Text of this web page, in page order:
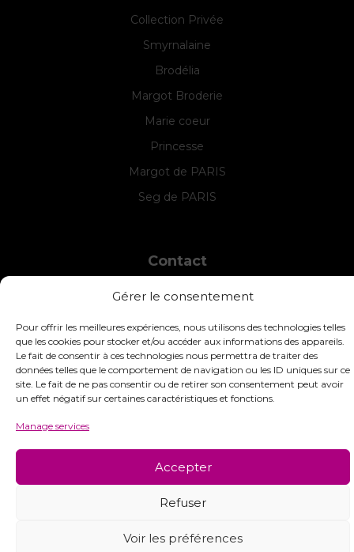
Gérer le consentement
Pour offrir les meilleures expériences, nous utilisons des technologies telles
que les cookies pour stocker et/ou accéder aux informations des appareils.
Le fait de consentir à ces technologies nous permettra de traiter des
données telles que le comportement de navigation ou les ID uniques sur ce
site. Le fait de ne pas consentir ou de retirer son consentement peut avoir
un effet négatif sur certaines caractéristiques et fonctions.
Manage services
Accepter
Refuser
Voir les préférences
Collection Privée
Smyrnalaine
Brodélia
Margot Broderie
Marie coeur
Princesse
Margot de PARIS
Seg de PARIS
Contact
INTERSTISS
7 Boulevard des Frères Lumière
France
+33 (0)4 74 01 99 80
commandes@interstiss.com
© 2026 Interstiss Loisirs Créatifs. Tous droits réservés.